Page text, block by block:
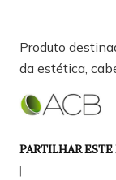
Produto
da estética,
PARTILHAR
|